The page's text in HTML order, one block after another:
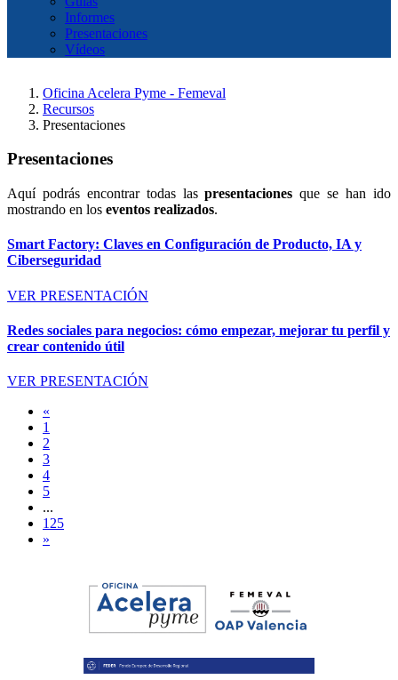
Informes
Presentaciones
Vídeos
Oficina Acelera Pyme - Femeval
Recursos
Presentaciones
Presentaciones
Aquí podrás encontrar todas laspresentaciones que se han ido
mostrando en los eventos realizados.
Smart Factory: Claves en Configuración de Producto, IA y
Ciberseguridad
VER PRESENTACIÓN
Redes sociales para negocios: cómo empezar, mejorar tu perfil y
crear contenido útil
VER PRESENTACIÓN
«
1
2
3
4
5
...
125
»